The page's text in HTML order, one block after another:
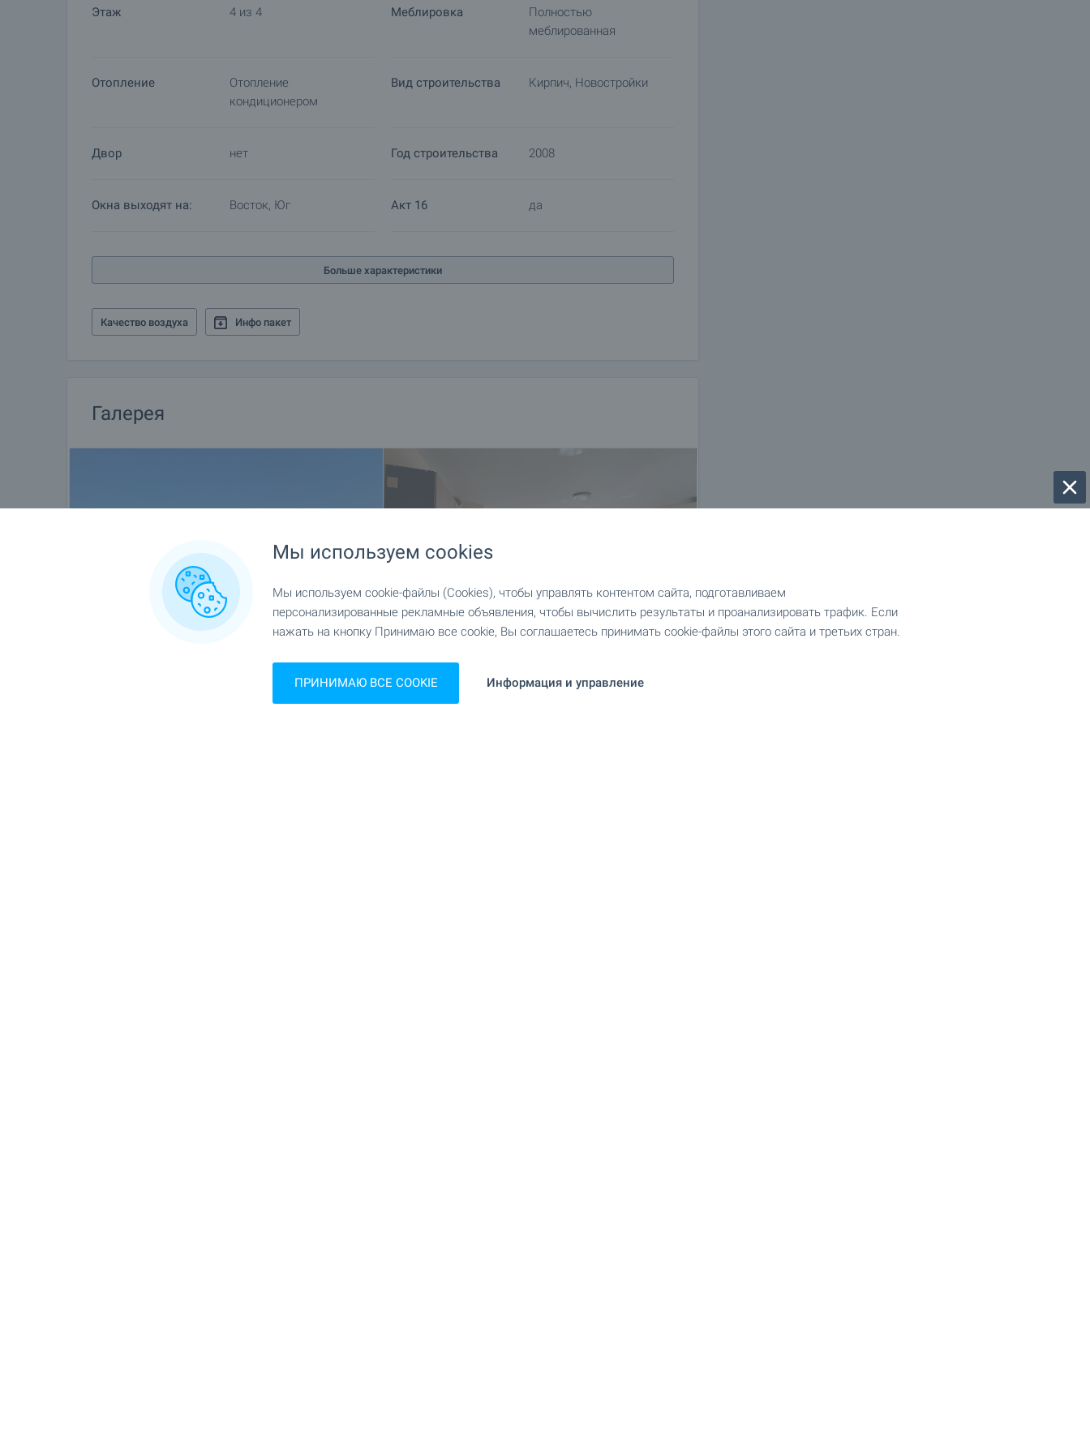
Этаж 4 из 4 Меблировка
Полностью
меблированная
Отопление
Отопление
кондиционером
Вид строительства Кирпич, Новостройки
Двор нет Год строительства 2008
Окна выходят на: Восток, Юг Акт 16 да
Больше характеристики
Качество воздуха Инфо пакет
Галерея
+16
Мы используем cookies
Мы используем cookie-файлы (Cookies), чтобы управлять контентом сайта, подготавливаем
персонализированные рекламные объявления, чтобы вычислить результаты и проанализировать трафик. Если
нажать на кнопку Принимаю все cookie, Вы соглашаетесь принимать cookie-файлы этого сайта и третьих стран.
ПРИНИМАЮ ВСЕ COOKIE Информация и управление